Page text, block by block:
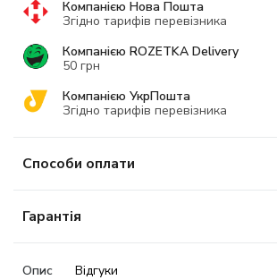
Компанією Нова Пошта
Згідно тарифів перевізника
Компанією ROZETKA Delivery
50 грн
Компанією УкрПошта
Згідно тарифів перевізника
Способи оплати
Гарантія
Опис Відгуки